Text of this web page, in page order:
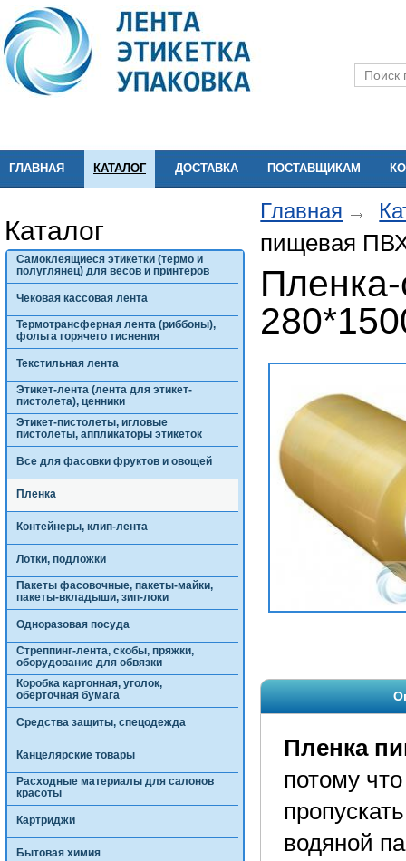
ГЛАВНАЯ КАТАЛОГ ДОСТАВКА ПОСТАВЩИКАМ
Каталог
Самоклеящиеся этикетки (термо и
полуглянец) для весов и принтеров
Чековая кассовая лента
Термотрансферная лента (риббоны),
фольга горячего тиснения
Текстильная лента
Этикет-лента (лента для этикет-
пистолета), ценники
Этикет-пистолеты, игловые
пистолеты, аппликаторы этикеток
Все для фасовки фруктов и овощей
Пленка
Контейнеры, клип-лента
Лотки, подложки
Пакеты фасовочные, пакеты-майки,
пакеты-вкладыши, зип-локи
Одноразовая посуда
Стреппинг-лента, скобы, пряжки,
оборудование для обвязки
Коробка картонная, уголок,
оберточная бумага
Средства защиты, спецодежда
Канцелярские товары
Расходные материалы для салонов
красоты
Картриджи
Бытовая химия
Главная
пищевая ПВХ
Пленка
потому
водяной